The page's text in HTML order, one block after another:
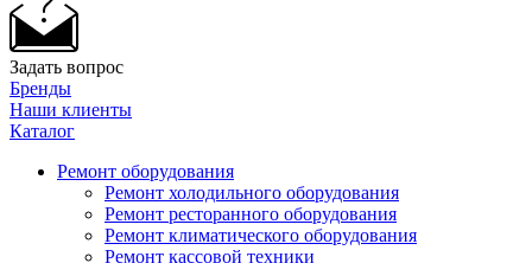
Задать вопрос
Бренды
Наши клиенты
Каталог
Ремонт оборудования
Ремонт холодильного оборудования
Ремонт ресторанного оборудования
Ремонт климатического оборудования
Ремонт кассовой техники